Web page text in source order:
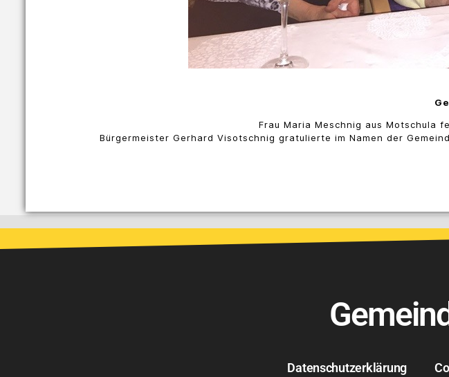
Frau Maria Meschnig aus Motschula
Bürgermeister Gerhard Visotschnig gratulierte im Namen der
Datenschutzerklärung